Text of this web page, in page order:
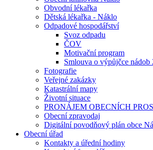
Obvodní lékařka
Dětská lékařka - Náklo
Odpadové hospodářství
Svoz odpadu
ČOV
Motivační program
Smlouva o výpůjčce nádob
Fotografie
Veřejné zakázky
Katastrální mapy
Životní situace
PRONÁJEM OBECNÍCH
Obecní zpravodaj
Digitální povodňový plán obce
Obecní úřad
Kontakty a úřední hodiny